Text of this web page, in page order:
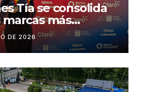
Tía se consolida
más
del Ecuador
DE 2026